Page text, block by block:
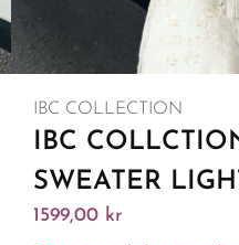
IBC COLLECTION
IBC
SWEATER
1599,00 kr